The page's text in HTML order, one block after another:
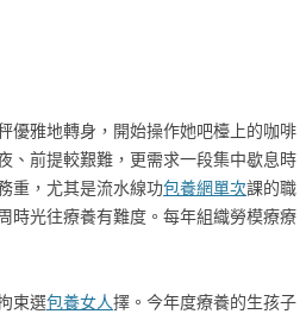
優雅地轉身，開始操作她吧檯上的咖啡
、前提較艱難，更需求一段集中歇息時
重，尤其是流水線功包養網單次課的職
時光往療養有難度。每年組織勞模療療
束選包養女人擇。今年度療養的生孩子